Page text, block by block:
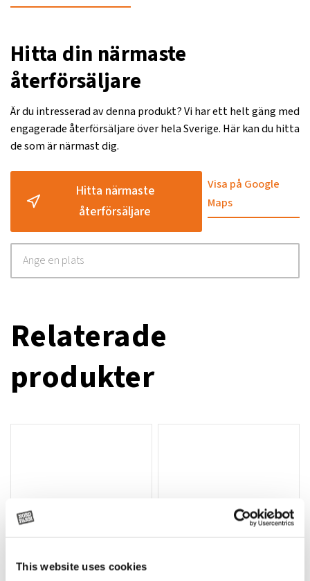
This website uses cookies
Hitta din närmaste
återförsäljare
Är du intresserad av denna produkt? Vi har ett helt gäng med
engagerade återförsäljare över hela Sverige. Här kan du hitta
de som är närmast dig.
Hitta närmaste
återförsäljare
Visa på Google
Maps
Relaterade
produkter